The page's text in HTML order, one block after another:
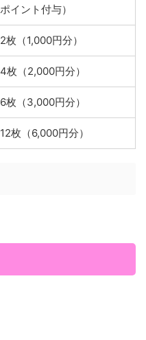
ポイント付与）
2枚（1,000円分）
4枚（2,000円分）
6枚（3,000円分）
12枚（6,000円分）